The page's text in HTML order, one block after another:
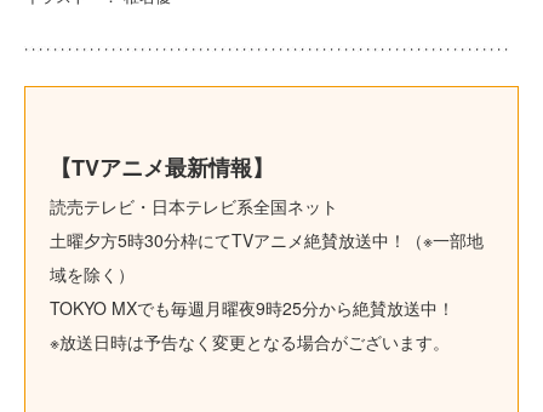
【TVアニメ最新情報】
読売テレビ・日本テレビ系全国ネット
土曜夕方5時30分枠にてTVアニメ絶賛放送中！（※一部地
域を除く）
TOKYO MXでも毎週月曜夜9時25分から絶賛放送中！
※放送日時は予告なく変更となる場合がございます。